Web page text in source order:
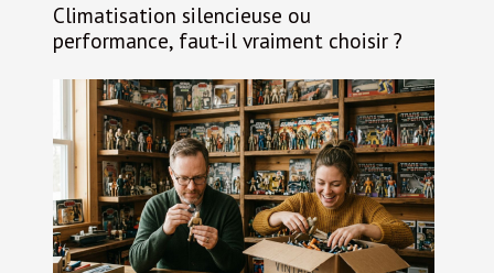
Climatisation silencieuse ou
performance, faut-il vraiment choisir ?